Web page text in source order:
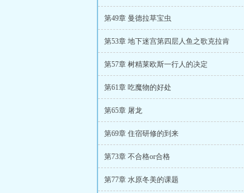
第49章 曼德拉草宝虫
第53章 地下迷宫第四层人鱼之歌克拉肯
第57章 树精莱欧斯一行人的决定
第61章 吃魔物的好处
第65章 屠龙
第69章 住宿研修的到来
第73章 不合格or合格
第77章 水原冬美的课题